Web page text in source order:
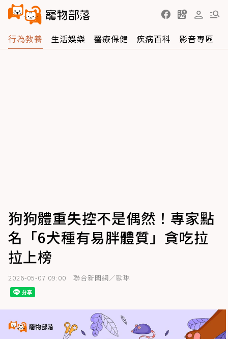
行為教養 生活娛樂 醫療保健 疾病百科 影音專區
狗狗體重失控不是偶然！專家點
名「6犬種有易胖體質」貪吃拉
拉上榜
2026-05-07 09:00 聯合新聞網／歐琳